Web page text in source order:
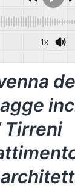
1x
Tirreni